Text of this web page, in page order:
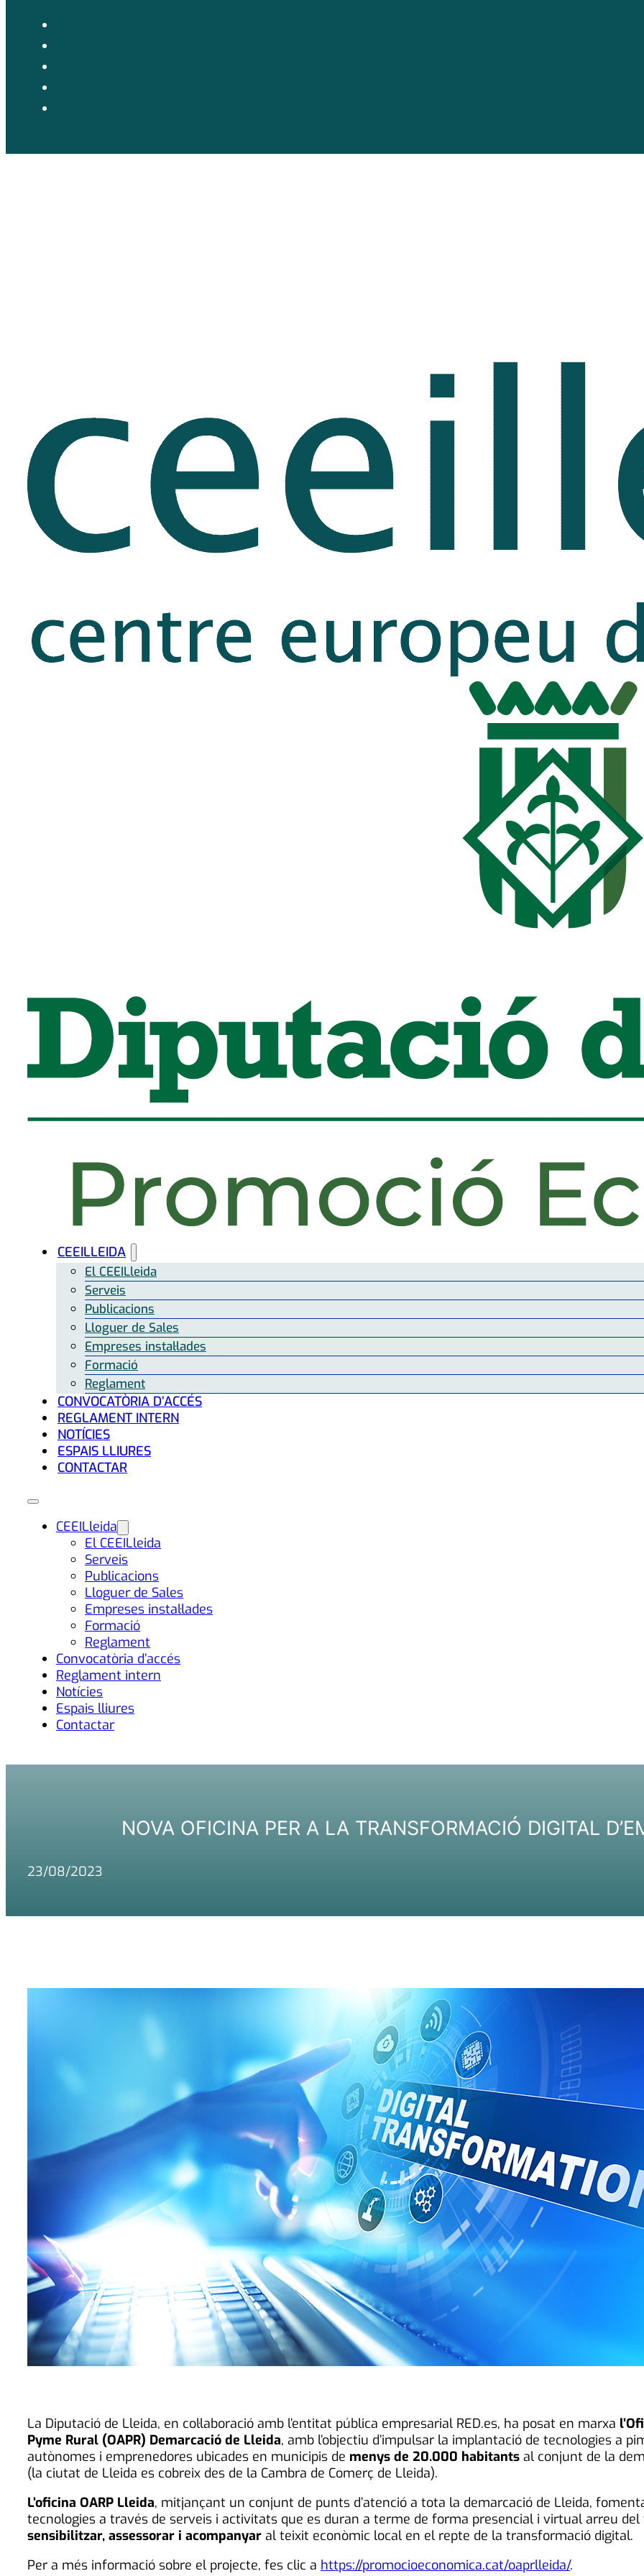
CEEILLEIDA
El CEEILleida
Serveis
Publicacions
Lloguer de Sales
Empreses instal·lades
Formació
Reglament
CONVOCATÒRIA D’ACCÉS
REGLAMENT INTERN
NOTÍCIES
ESPAIS LLIURES
CONTACTAR
CEEILleida
El CEEILleida
Serveis
Publicacions
Lloguer de Sales
Empreses instal·lades
Formació
Reglament
Convocatòria d’accés
Reglament intern
Notícies
Espais lliures
Contactar
NOVA OFICINA PER A LA TRANSFORMACIÓ DIGITAL
23/08/2023
La Diputació de Lleida, en col·laboració amb l’entitat pública empresarial RED.es, ha posat en marxa
Pyme Rural (OAPR) Demarcació de Lleida, amb l’objectiu d’impulsar la implantació de tecnologies a
autònomes i emprenedores ubicades en municipis de menys de 20.000 habitants al conjunt de la
(la ciutat de Lleida es cobreix des de la Cambra de Comerç de Lleida).
L’oficina OARP Lleida, mitjançant un conjunt de punts d’atenció a tota la demarcació de Lleida,
tecnologies a través de serveis i activitats que es duran a terme de forma presencial i virtual arreu
sensibilitzar, assessorar i acompanyar al teixit econòmic local en el repte de la transformació digital.
Per a més informació sobre el projecte, fes clic a https://promocioeconomica.cat/oaprlleida/.